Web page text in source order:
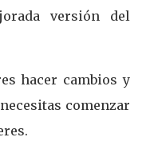
versión del
hacer cambios y
comenzar